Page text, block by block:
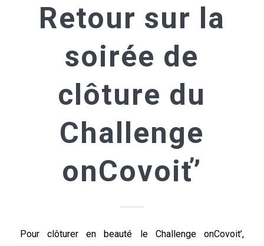
Retour sur la
soirée de
clôture du
Challenge
onCovoiť’
Pour clôturer en beauté le Challenge onCovoit’,